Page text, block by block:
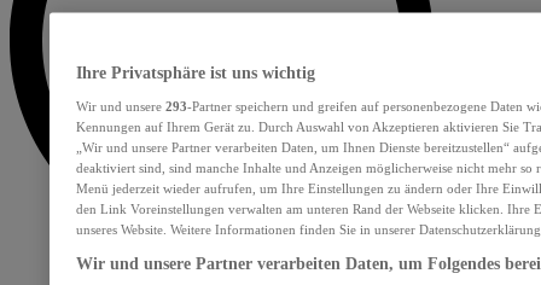
Ihre Privatsphäre ist uns wichtig
Wir und unsere 293-Partner speichern und greifen auf personenbezogene Daten
Kennungen auf Ihrem Gerät zu. Durch Auswahl von Akzeptieren aktivieren Sie
„Wir und unsere Partner verarbeiten Daten, um Ihnen Dienste bereitzustellen“
deaktiviert sind, sind manche Inhalte und Anzeigen möglicherweise nicht mehr so
Menü jederzeit wieder aufrufen, um Ihre Einstellungen zu ändern oder Ihre
den Link Voreinstellungen verwalten am unteren Rand der Webseite klicken. Ihre
unseres Website. Weitere Informationen finden Sie in unserer
Wir und unsere Partner verarbeiten Daten, um Folgendes